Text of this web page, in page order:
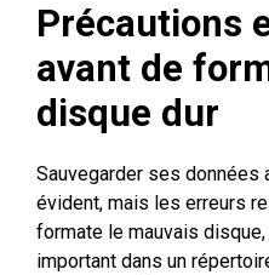
Précautions
avant de
disque dur
Sauvegarder ses données
évident, mais les erreurs
formate le mauvais
important dans un